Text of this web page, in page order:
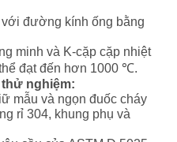
đường kính ống bằng
minh và K-cặp cặp nhiệt
đạt đến hơn 1000 ℃.
thử nghiệm:
mẫu và ngọn đuốc cháy
rỉ 304, khung phụ và